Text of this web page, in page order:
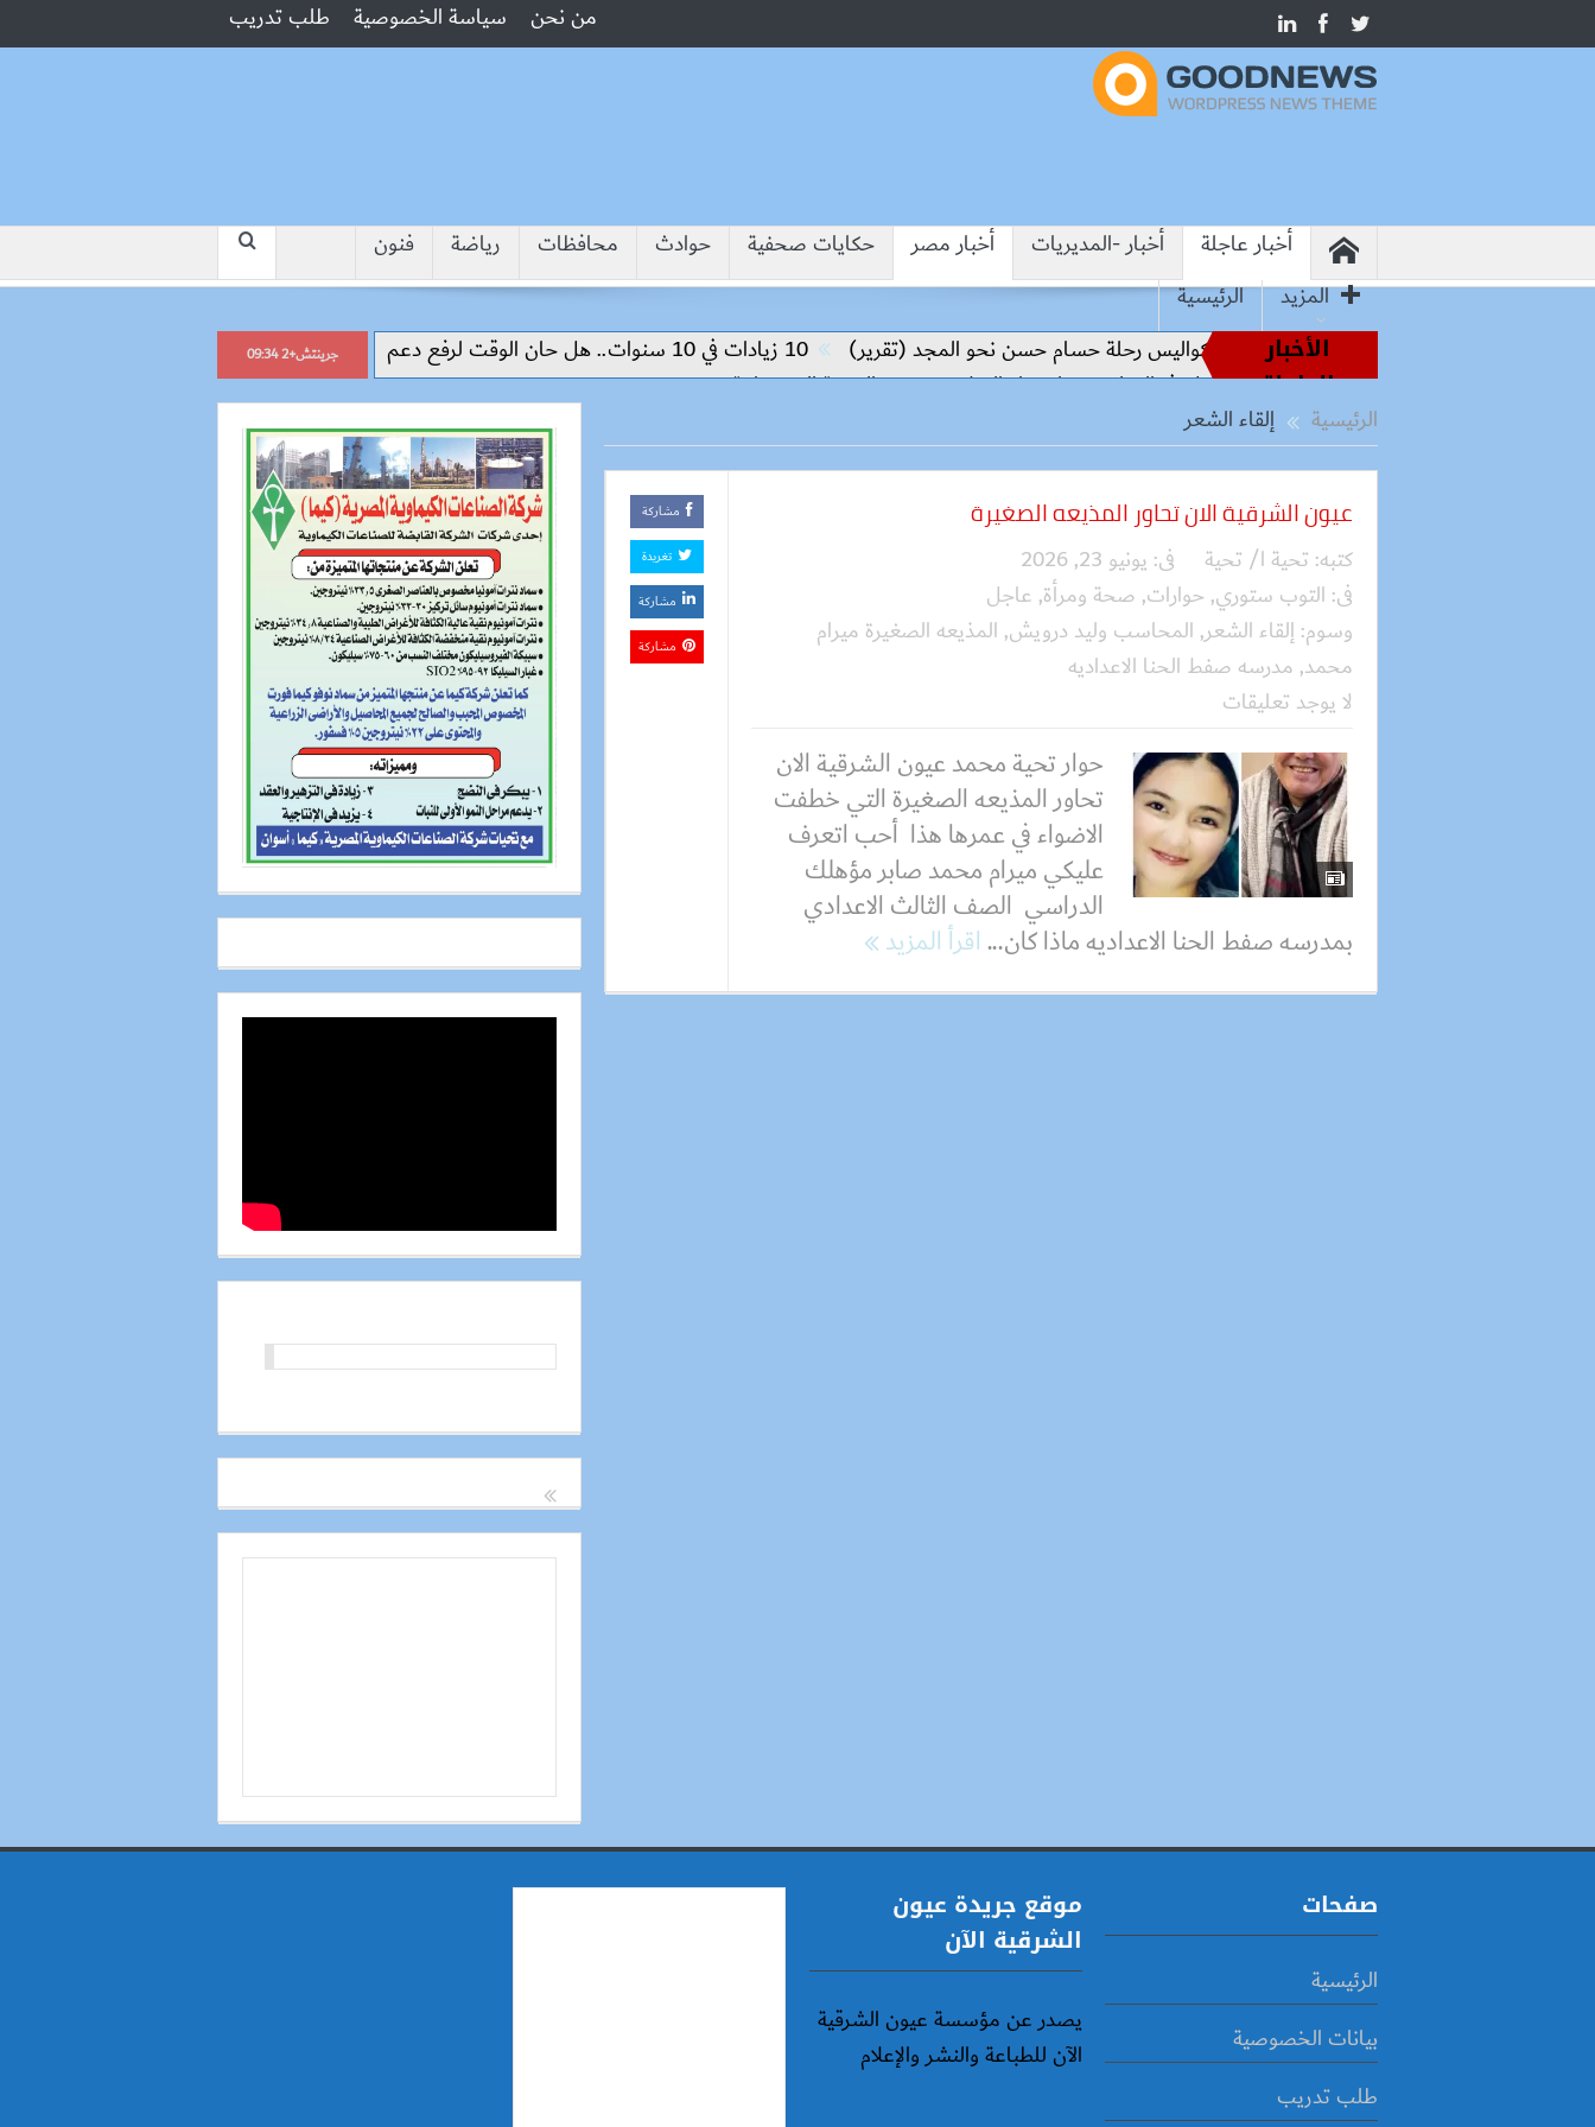
من نحن سياسة الخصوصية طلب تدريب
أخبار عاجلة أخبار -المديريات أخبار مصر حكايات صحفية حوادث محافظات رياضة
فنون
المزيد
الرئيسية
الأخبار
العاجلة
من أساطير الملاعب إلى قيادة الفراعنة.. كواليس رحلة حسام حسن نحو المجد (تقرير) 10 زيادات في 10 سنوات.. هل حان الوقت لرفع دعم البنزين نهائيا؟
“جبروت امرأة”.. مارست الرذيلة
من هيروشيما.. وزير التعليم: التعاون الدولي في التعليم مفتاح بناء السلام وتحقيق التنمية المستدامة
جرينتش+2 09:34
الرئيسية إلقاء الشعر
عيون الشرقية الان تحاور المذيعه الصغيرة
كتبه: تحية ا/ تحية فى: يونيو 23, 2026
فى: التوب ستوري, حوارات, صحة ومرأة, عاجل
وسوم: إلقاء الشعر, المحاسب وليد درويش, المذيعه الصغيرة ميرام
محمد, مدرسه صفط الحنا الاعداديه
لا يوجد تعليقات
حوار تحية محمد عيون الشرقية الان
تحاور المذيعه الصغيرة التي خطفت
الاضواء في عمرها هذا أحب اتعرف
عليكي ميرام محمد صابر مؤهلك
الدراسي الصف الثالث الاعدادي
بمدرسه صفط الحنا الاعداديه ماذا كان...اقرأ المزيد
مشاركة
تغريدة
مشاركة
مشاركة
صفحات
الرئيسية
بيانات الخصوصية
طلب تدريب
موقع جريدة عيون
الشرقية الآن
يصدر عن مؤسسة عيون الشرقية
الآن للطباعة والنشر والإعلام